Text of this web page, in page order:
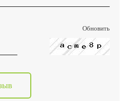
Обновить